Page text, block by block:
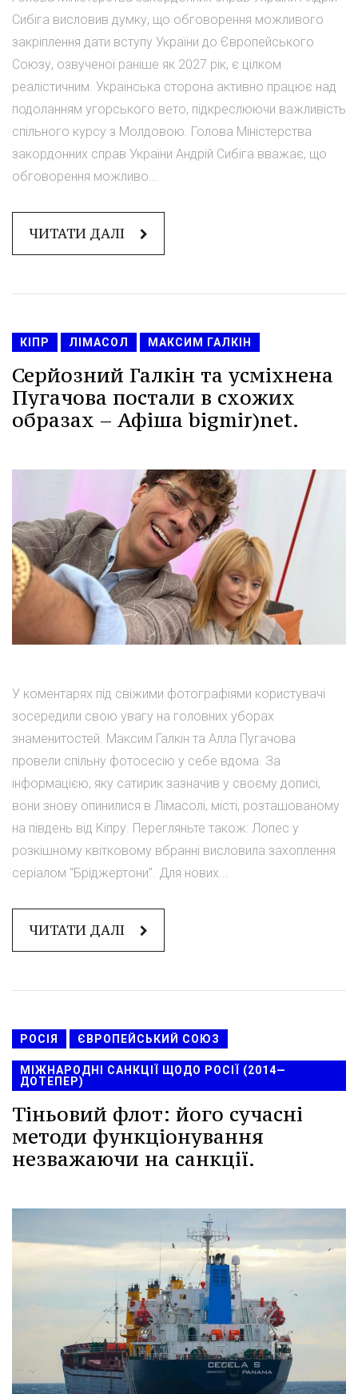
Сибіга висловив думку, що обговорення можливого
закріплення дати вступу України до Європейського
Союзу, озвученої раніше як 2027 рік, є цілком
реалістичним. Українська сторона активно працює над
подоланням угорського вето, підкреслюючи важливість
спільного курсу з Молдовою. Голова Міністерства
закордонних справ України Андрій Сибіга вважає, що
обговорення можливо...
ЧИТАТИ ДАЛІ
КІПР ЛІМАСОЛ МАКСИМ ГАЛКІН
Серйозний Галкін та усміхнена
Пугачова постали в схожих
образах – Афіша bigmir)net.
У коментарях під свіжими фотографіями користувачі
зосередили свою увагу на головних уборах
знаменитостей. Максим Галкін та Алла Пугачова
провели спільну фотосесію у себе вдома. За
інформацією, яку сатирик зазначив у своєму дописі,
вони знову опинилися в Лімасолі, місті, розташованому
на південь від Кіпру. Перегляньте також: Лопес у
розкішному квітковому вбранні висловила захоплення
серіалом "Бріджертони". Для нових...
ЧИТАТИ ДАЛІ
РОСІЯ ЄВРОПЕЙСЬКИЙ СОЮЗ
МІЖНАРОДНІ САНКЦІЇ ЩОДО РОСІЇ (2014—
ДОТЕПЕР)
Тіньовий флот: його сучасні
методи функціонування
незважаючи на санкції.